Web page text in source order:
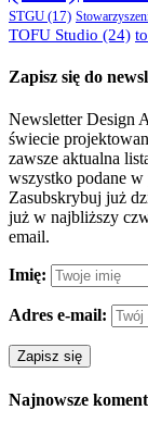
STGU (17)
TOFU Studio (24)
Zapisz się do
Newsletter Design
świecie
zawsze aktualna
wszystko podane w
Zasubskrybuj już
już w najbliższy
email.
Imię:
Adres e-mail:
Najnowsze